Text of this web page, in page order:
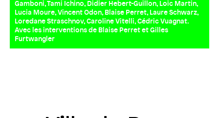
Gamboni, Tami Ichino, Didier Hebert-Guillon, Loic Martin,
Lucia Moure, Vincent Odon, Blaise Perret, Laure Schwarz,
Loredane Straschnov, Caroline Vitelli, Cédric Vuagnat.
Avec les interventions de Blaise Perret et Gilles
Furtwangler